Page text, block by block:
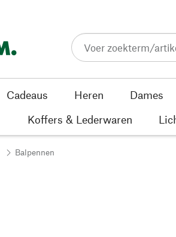
Cadeaus Heren Dames
Koffers & Lederwaren
Balpennen